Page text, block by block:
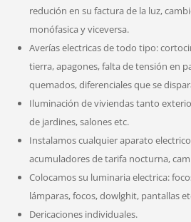
redución en su factura de la luz,
monófasica y viceversa.
Averías electricas de todo tipo:
tierra, apagones, falta de tensión en
quemados, diferenciales que se
Iluminación de viviendas tanto
de jardines, salones etc.
Instalamos cualquier aparato
acumuladores de tarifa nocturna,
Colocamos su luminaria electrica:
lámparas, focos, dowlghit, pantallas
Dericaciones individuales.